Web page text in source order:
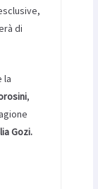
di
la
,
Gozi.